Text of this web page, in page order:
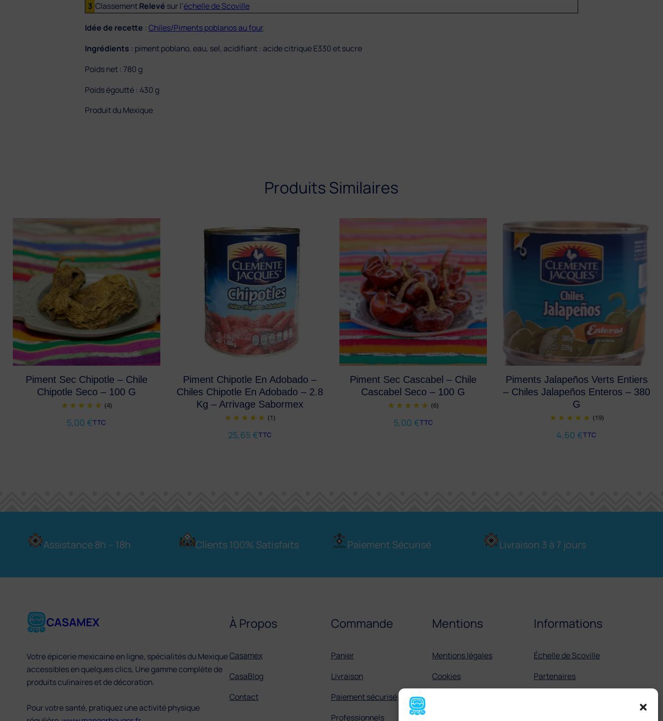
3 ClassementRelevé sur l’échelle de Scoville
Idée de recette : Chiles/Piments poblanos au four.
Ingrédients : piment poblano, eau, sel, acidifiant : acide citrique E330 et sucre
Poids net : 780 g
Poids égoutté : 430 g
Produit du Mexique
Produits Similaires
Piment Sec Chipotle – Chile
Chipotle Seco – 100 G
(4)
5,00€TTC
Piment Chipotle En Adobado –
Chiles Chipotle En Adobado – 2.8
Kg – Arrivage Sabormex
(1)
25,65 €TTC
Piment Sec Cascabel – Chile
Cascabel Seco – 100 G
(6)
5,00 €TTC
Piments Jalapeños Verts Entiers
– Chiles Jalapeños Enteros – 380
G
(19)
4,60€TTC
Assistance 8h – 18h Clients 100% Satisfaits Paiement Sécurisé Livraison 3 à 7 jours
CASAMEX
Votre épicerie mexicaine en ligne, spécialités du Mexique
accessibles en quelques clics, Une gamme complète de
produits culinaires et de décoration.
Pour votre santé, pratiquez une activité physique
À Propos
Casamex
CasaBlog
Contact
Commande
Panier
Livraison
Paiement sécurisé
Professionnels
Mentions
Mentions légales
Cookies
Informations
Échelle de Scoville
Partenaires